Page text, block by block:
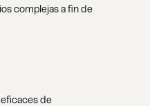
complejas a fin de
de